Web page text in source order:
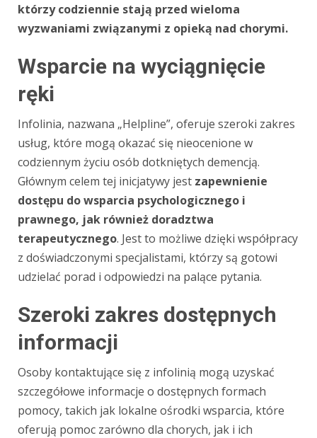
którzy codziennie stają przed wieloma
wyzwaniami związanymi z opieką nad chorymi.
Wsparcie na wyciągnięcie
ręki
Infolinia, nazwana „Helpline”, oferuje szeroki zakres
usług, które mogą okazać się nieocenione w
codziennym życiu osób dotkniętych demencją.
Głównym celem tej inicjatywy jest zapewnienie
dostępu do wsparcia psychologicznego i
prawnego, jak również doradztwa
terapeutycznego. Jest to możliwe dzięki współpracy
z doświadczonymi specjalistami, którzy są gotowi
udzielać porad i odpowiedzi na palące pytania.
Szeroki zakres dostępnych
informacji
Osoby kontaktujące się z infolinią mogą uzyskać
szczegółowe informacje o dostępnych formach
pomocy, takich jak lokalne ośrodki wsparcia, które
oferują pomoc zarówno dla chorych, jak i ich